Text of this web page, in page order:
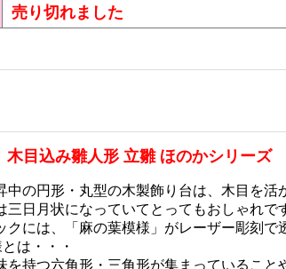
売り切れました
木目込み雛人形 立雛 ほのかシリーズ
中の円形・丸型の木製飾り台は、木目を活
三日月状になっていてとってもおしゃれで
クには、「麻の葉模様」がレーザー彫刻で
は・・・
を持つ六角形・三角形が集まっていること